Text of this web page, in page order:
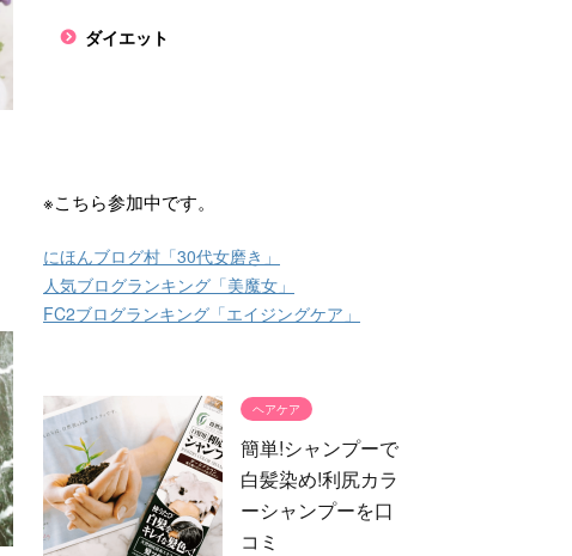
ダイエット
※こちら参加中です。
にほんブログ村「30代女磨き」
人気ブログランキング「美魔女」
FC2ブログランキング「エイジングケア」
ヘアケア
簡単!シャンプーで
白髪染め!利尻カラ
ーシャンプーを口
コミ